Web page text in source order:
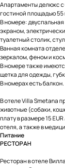
Апартаменты делюкс с
гостиной площадью 55
В номере:
экраном,
туалетный столик,
Ванная комната
зеркалом, феном и
В номере также
щетка для одежды,
В номерах есть балкон.
В отеле Villa Smetana
животные (собаки,
плату в размере 15
отеля, а также в
Питание
РЕСТОРАН
Ресторан в отеле